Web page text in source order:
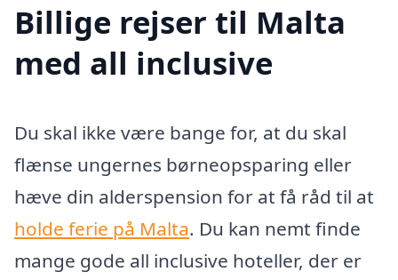
Billige rejser til Malta
med all inclusive
Du skal ikke være bange for, at du skal
flænse ungernes børneopsparing eller
hæve din alderspension for at få råd til at
holde ferie på Malta. Du kan nemt finde
mange gode all inclusive hoteller, der er